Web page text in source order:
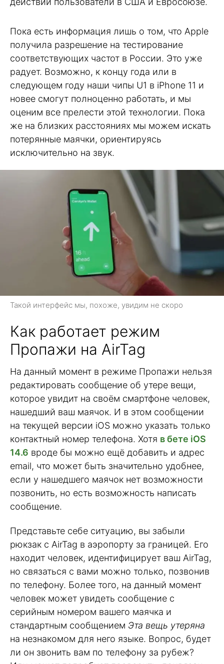
Пока есть информация лишь о том, что Apple
получила разрешение на тестирование
соответствующих частот в России. Это уже
радует. Возможно, к концу года или в
следующем году наши чипы U1 в iPhone 11 и
новее смогут полноценно работать, и мы
оценим все прелести этой технологии. Пока
же на близких расстояниях мы можем искать
потерянные маячки, ориентируясь
исключительно на звук.
Такой интерфейс мы, похоже, увидим не скоро
Как работает режим
Пропажи на AirTag
На данный момент в режиме Пропажи нельзя
редактировать сообщение об утере вещи,
которое увидит на своём смартфоне человек,
нашедший ваш маячок. И в этом сообщении
на текущей версии iOS можно указать только
контактный номер телефона. Хотя в бете iOS
14.6 вроде бы можно ещё добавить и адрес
email, что может быть значительно удобнее,
если у нашедшего маячок нет возможности
позвонить, но есть возможность написать
сообщение.
Представьте себе ситуацию, вы забыли
рюкзак с AirTag в аэропорту за границей. Его
находит человек, идентифицирует ваш AirTag,
но связаться с вами можно только, позвонив
по телефону. Более того, на данный момент
человек может увидеть сообщение с
серийным номером вашего маячка и
стандартным сообщением Эта вещь утеряна
на незнакомом для него языке. Вопрос, будет
ли он звонить вам по телефону за рубеж?